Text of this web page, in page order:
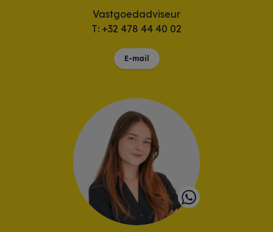
Vastgoedadviseur
T: +32 478 44 40 02
E-mail